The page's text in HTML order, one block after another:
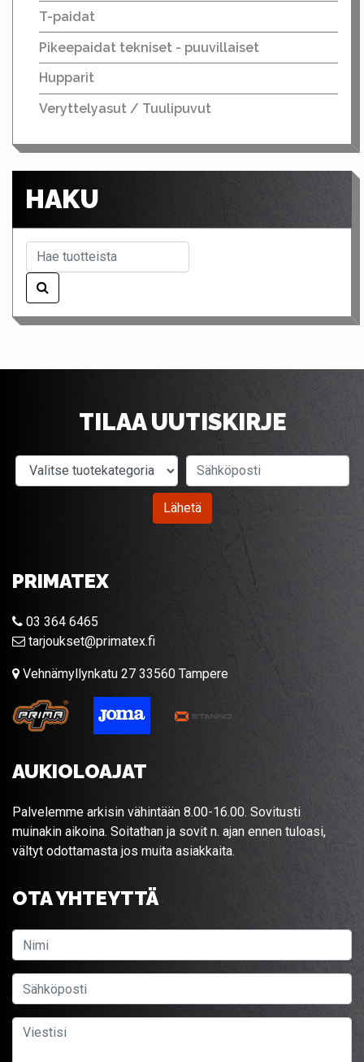
T-paidat
Pikeepaidat tekniset - puuvillaiset
Hupparit
Veryttelyasut / Tuulipuvut
HAKU
TILAA UUTISKIRJE
Valitse tuotekategoria
Lähetä
PRIMATEX
03 364 6465
tarjoukset@primatex.fi
Vehnämyllynkatu 27 33560 Tampere
AUKIOLOAJAT
Palvelemme arkisin vähintään 8.00-16.00. Sovitusti
muinakin aikoina. Soitathan ja sovit n. ajan ennen tuloasi,
vältyt odottamasta jos muita asiakkaita.
OTA YHTEYTTÄ